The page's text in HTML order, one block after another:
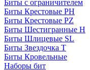
Биты с ограничителем
Биты Крестовые PH
Биты Крестовые PZ
Биты Шестигранные H
Биты Шлицевые SL
Биты Звездочка T
Биты Кровельные
Наборы бит